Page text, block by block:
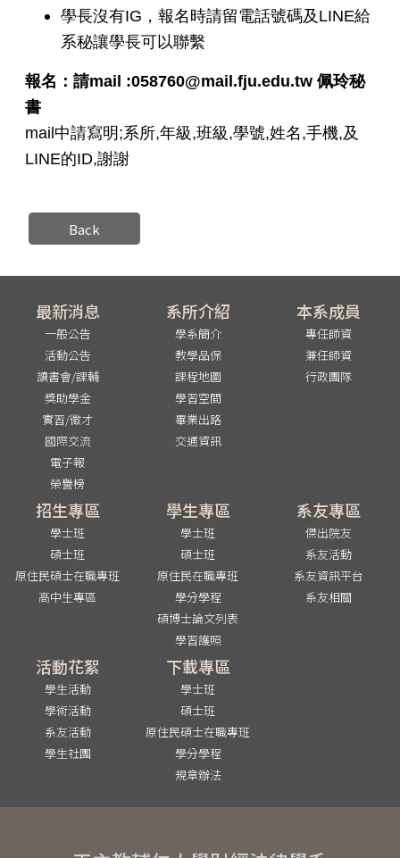
學長沒有IG，報名時請留電話號碼及LINE給
系秘讓學長可以聯繫
報名：請mail :058760@mail.fju.edu.tw 佩玲秘
書
mail中請寫明;系所,年級,班級,學號,姓名,手機,及
LINE的ID,謝謝
Back
最新消息
一般公告
活動公告
讀書會/課輔
獎助學金
實習/徵才
國際交流
電子報
榮譽榜
系所介紹
學系簡介
教學品保
課程地圖
學習空間
畢業出路
交通資訊
本系成員
專任師資
兼任師資
行政團隊
招生專區
學士班
碩士班
原住民碩士在職專班
高中生專區
學生專區
學士班
碩士班
原住民在職專班
學分學程
碩博士論文列表
學習護照
系友專區
傑出院友
系友活動
系友資訊平台
系友相關
活動花絮
學生活動
學術活動
系友活動
學生社團
下載專區
學士班
碩士班
原住民碩士在職專班
學分學程
規章辦法